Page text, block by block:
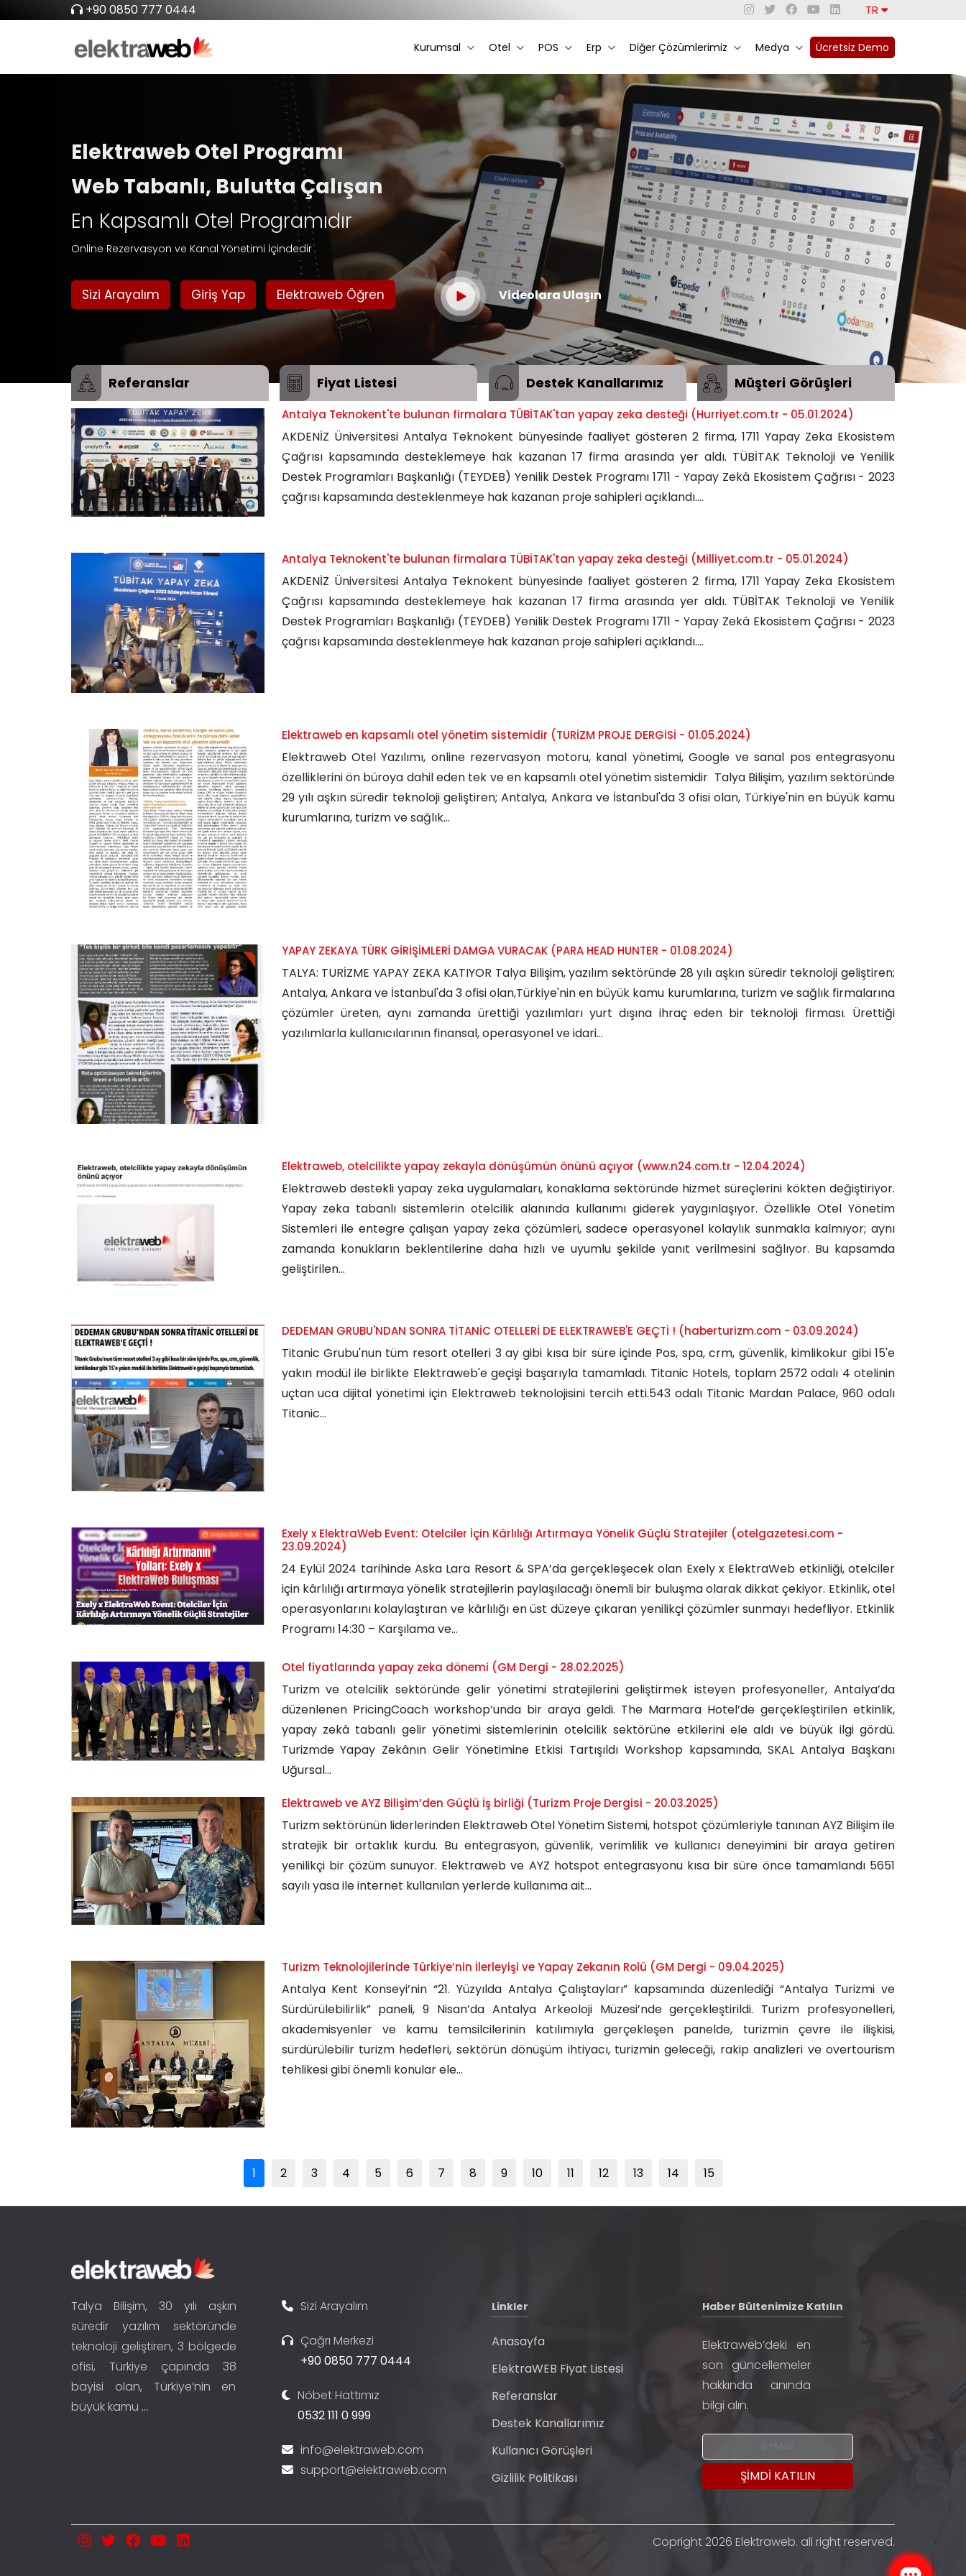
+90 0850 777 0444 TR
Kurumsal Otel POS Erp Diğer Çözümlerimiz Medya Ücretsiz Demo
Elektraweb Otel Programı
Web Tabanlı, Bulutta Çalışan
En Kapsamlı Otel Programıdır
Online Rezervasyon ve Kanal Yönetimi İçindedir
Sizi Arayalım Giriş Yap Elektraweb Öğren Videolara Ulaşın
Referanslar Fiyat Listesi Destek Kanallarımız Müşteri Görüşleri
Antalya Teknokent'te bulunan firmalara TÜBİTAK'tan yapay zeka desteği (Hurriyet.com.tr - 05.01.2024)
AKDENİZ Üniversitesi Antalya Teknokent bünyesinde faaliyet gösteren 2 firma, 1711 Yapay Zeka Ekosistem
Çağrısı kapsamında desteklemeye hak kazanan 17 firma arasında yer aldı. TÜBİTAK Teknoloji ve Yenilik
Destek Programları Başkanlığı (TEYDEB) Yenilik Destek Programı 1711 - Yapay Zekâ Ekosistem Çağrısı - 2023
çağrısı kapsamında desteklenmeye hak kazanan proje sahipleri açıklandı....
Antalya Teknokent'te bulunan firmalara TÜBİTAK'tan yapay zeka desteği (Milliyet.com.tr - 05.01.2024)
AKDENİZ Üniversitesi Antalya Teknokent bünyesinde faaliyet gösteren 2 firma, 1711 Yapay Zeka Ekosistem
Çağrısı kapsamında desteklemeye hak kazanan 17 firma arasında yer aldı. TÜBİTAK Teknoloji ve Yenilik
Destek Programları Başkanlığı (TEYDEB) Yenilik Destek Programı 1711 - Yapay Zekâ Ekosistem Çağrısı - 2023
çağrısı kapsamında desteklenmeye hak kazanan proje sahipleri açıklandı....
Elektraweb en kapsamlı otel yönetim sistemidir (TURİZM PROJE DERGİSİ - 01.05.2024)
Elektraweb Otel Yazılımı, online rezervasyon motoru, kanal yönetimi, Google ve sanal pos entegrasyonu
özelliklerini ön büroya dahil eden tek ve en kapsamlı otel yönetim sistemidir Talya Bilişim, yazılım sektöründe
29 yılı aşkın süredir teknoloji geliştiren; Antalya, Ankara ve İstanbul'da 3 ofisi olan, Türkiye'nin en büyük kamu
kurumlarına, turizm ve sağlık...
YAPAY ZEKAYA TÜRK GİRİŞİMLERİ DAMGA VURACAK (PARA HEAD HUNTER - 01.08.2024)
TALYA: TURİZME YAPAY ZEKA KATIYOR Talya Bilişim, yazılım sektöründe 28 yılı aşkın süredir teknoloji geliştiren;
Antalya, Ankara ve İstanbul'da 3 ofisi olan,Türkiye'nin en büyük kamu kurumlarına, turizm ve sağlık firmalarına
çözümler üreten, aynı zamanda ürettiği yazılımları yurt dışına ihraç eden bir teknoloji firması. Ürettiği
yazılımlarla kullanıcılarının finansal, operasyonel ve idari...
Elektraweb, otelcilikte yapay zekayla dönüşümün önünü açıyor (www.n24.com.tr - 12.04.2024)
Elektraweb destekli yapay zeka uygulamaları, konaklama sektöründe hizmet süreçlerini kökten değiştiriyor.
Yapay zeka tabanlı sistemlerin otelcilik alanında kullanımı giderek yaygınlaşıyor. Özellikle Otel Yönetim
Sistemleri ile entegre çalışan yapay zeka çözümleri, sadece operasyonel kolaylık sunmakla kalmıyor; aynı
zamanda konukların beklentilerine daha hızlı ve uyumlu şekilde yanıt verilmesini sağlıyor. Bu kapsamda
geliştirilen...
DEDEMAN GRUBU'NDAN SONRA TİTANİC OTELLERİ DE ELEKTRAWEB'E GEÇTİ ! (haberturizm.com - 03.09.2024)
Titanic Grubu'nun tüm resort otelleri 3 ay gibi kısa bir süre içinde Pos, spa, crm, güvenlik, kimlikokur gibi 15'e
yakın modül ile birlikte Elektraweb'e geçişi başarıyla tamamladı. Titanic Hotels, toplam 2572 odalı 4 otelinin
uçtan uca dijital yönetimi için Elektraweb teknolojisini tercih etti.543 odalı Titanic Mardan Palace, 960 odalı
Titanic...
Exely x ElektraWeb Event: Otelciler İçin Kârlılığı Artırmaya Yönelik Güçlü Stratejiler (otelgazetesi.com -
23.09.2024)
24 Eylül 2024 tarihinde Aska Lara Resort & SPA’da gerçekleşecek olan Exely x ElektraWeb etkinliği, otelciler
için kârlılığı artırmaya yönelik stratejilerin paylaşılacağı önemli bir buluşma olarak dikkat çekiyor. Etkinlik, otel
operasyonlarını kolaylaştıran ve kârlılığı en üst düzeye çıkaran yenilikçi çözümler sunmayı hedefliyor. Etkinlik
Programı 14:30 – Karşılama ve...
Otel fiyatlarında yapay zeka dönemi (GM Dergi - 28.02.2025)
Turizm ve otelcilik sektöründe gelir yönetimi stratejilerini geliştirmek isteyen profesyoneller, Antalya’da
düzenlenen PricingCoach workshop’unda bir araya geldi. The Marmara Hotel’de gerçekleştirilen etkinlik,
yapay zekâ tabanlı gelir yönetimi sistemlerinin otelcilik sektörüne etkilerini ele aldı ve büyük ilgi gördü.
Turizmde Yapay Zekânın Gelir Yönetimine Etkisi Tartışıldı Workshop kapsamında, SKAL Antalya Başkanı
Uğursal...
Elektraweb ve AYZ Bilişim’den Güçlü İş birliği (Turizm Proje Dergisi - 20.03.2025)
Turizm sektörünün liderlerinden Elektraweb Otel Yönetim Sistemi, hotspot çözümleriyle tanınan AYZ Bilişim ile
stratejik bir ortaklık kurdu. Bu entegrasyon, güvenlik, verimlilik ve kullanıcı deneyimini bir araya getiren
yenilikçi bir çözüm sunuyor. Elektraweb ve AYZ hotspot entegrasyonu kısa bir süre önce tamamlandı 5651
sayılı yasa ile internet kullanılan yerlerde kullanıma ait...
Turizm Teknolojilerinde Türkiye’nin İlerleyişi ve Yapay Zekanın Rolü (GM Dergi - 09.04.2025)
Antalya Kent Konseyi’nin “21. Yüzyılda Antalya Çalıştayları” kapsamında düzenlediği “Antalya Turizmi ve
Sürdürülebilirlik” paneli, 9 Nisan’da Antalya Arkeoloji Müzesi’nde gerçekleştirildi. Turizm profesyonelleri,
akademisyenler ve kamu temsilcilerinin katılımıyla gerçekleşen panelde, turizmin çevre ile ilişkisi,
sürdürülebilir turizm hedefleri, sektörün dönüşüm ihtiyacı, turizmin geleceği, rakip analizleri ve overtourism
tehlikesi gibi önemli konular ele...
1 2 3 4 5 6 7 8 9 10 11 12 13 14 15
Talya Bilişim, 30 yılı aşkın
süredir yazılım sektöründe
teknoloji geliştiren, 3 bölgede
ofisi, Türkiye çapında 38
bayisi olan, Türkiye’nin en
büyük kamu ...
Sizi Arayalım
Çağrı Merkezi
+90 0850 777 0444
Nöbet Hattımız
0532 111 0 999
info@elektraweb.com
support@elektraweb.com
Linkler
Anasayfa
ElektraWEB Fiyat Listesi
Referanslar
Destek Kanallarımız
Kullanıcı Görüşleri
Gizlilik Politikası
Haber Bültenimize Katılın
Elektraweb’deki en
son güncellemeler
hakkında anında
bilgi alın.
Copright 2026 Elektraweb. all right reserved.